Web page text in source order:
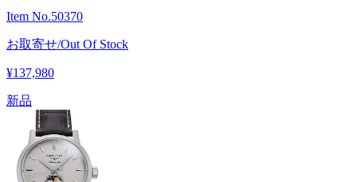
Item No.50370
お取寄せ/Out Of Stock
¥137,980
新品